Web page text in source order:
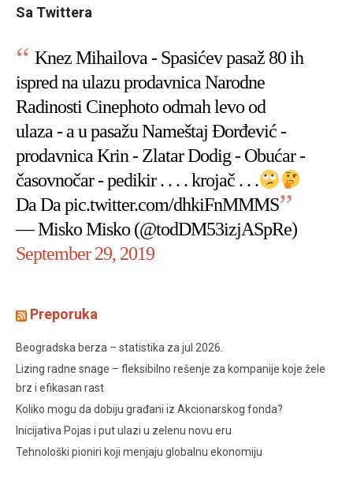
Sa Twittera
Knez Mihailova - Spasićev pasaž 80 ih
ispred na ulazu prodavnica Narodne
Radinosti Cinephoto odmah levo od
ulaza - a u pasažu Nameštaj Đorđević -
prodavnica Krin - Zlatar Dodig - Obućar -
časovnočar - pedikir . . . . krojač . . .
Da Dapic.twitter.com/dhkiFnMMMS
— Misko Misko (@todDM53izjASpRe)
September 29, 2019
Preporuka
Beogradska berza – statistika za jul 2026.
Lizing radne snage – fleksibilno rešenje za kompanije koje žele
brz i efikasan rast
Koliko mogu da dobiju građani iz Akcionarskog fonda?
Inicijativa Pojas i put ulazi u zelenu novu eru
Tehnološki pioniri koji menjaju globalnu ekonomiju